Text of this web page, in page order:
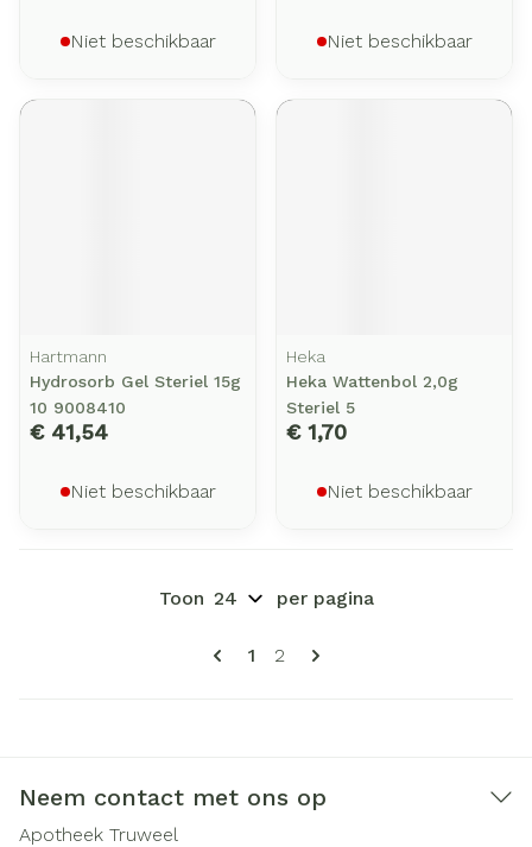
Niet beschikbaar Niet beschikbaar
Hartmann
Hydrosorb Gel Steriel 15g
10 9008410
€ 41,54
Niet beschikbaar
Heka
Heka Wattenbol 2,0g
Steriel 5
€ 1,70
Niet beschikbaar
Pagina's
U lees momenteel pagina
1 Pagina
2
Toon per pagina
Neem contact met ons op
Apotheek Truweel